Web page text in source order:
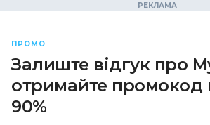
ПРОМО
Залиште відгук про
отримайте промокод
90%